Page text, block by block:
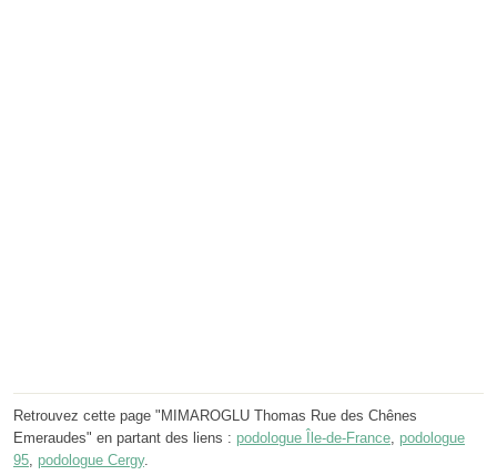
Retrouvez cette page "MIMAROGLU Thomas Rue des Chênes
Emeraudes" en partant des liens : podologue Île-de-France podologue
95 podologue Cergy.